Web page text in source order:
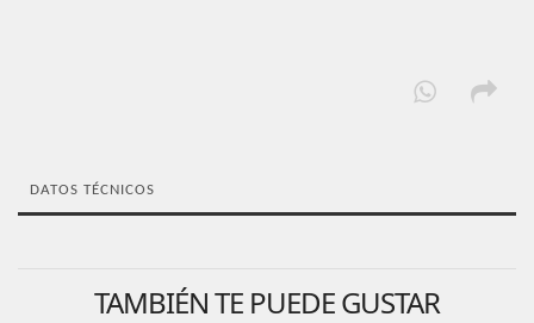
DATOS TÉCNICOS
TAMBIÉN TE PUEDE GUSTAR